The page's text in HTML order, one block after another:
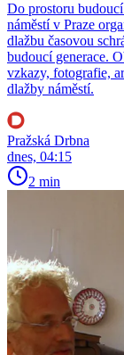
Do prostoru
náměstí v Praze
dlažbu časovou
budoucí generace.
vzkazy, fotografie,
dlažby náměstí.
Pražská Drbna
dnes, 04:15
2 min